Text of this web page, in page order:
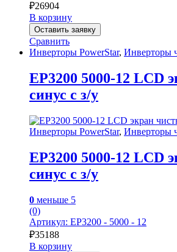
₽26904
В корзину
Оставить заявку
Сравнить
Инверторы PowerStar, Инверторы
EP3200 5000-12 LCD
синус с з/у
Инверторы PowerStar, Инверторы
EP3200 5000-12 LCD
синус с з/у
0 меньше 5
(0)
Артикул: EP3200 - 5000 - 12
₽35188
В корзину